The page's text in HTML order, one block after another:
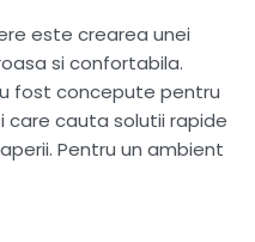
este crearea unei
si confortabila.
fost concepute pentru
care cauta solutii rapide
Pentru un ambient